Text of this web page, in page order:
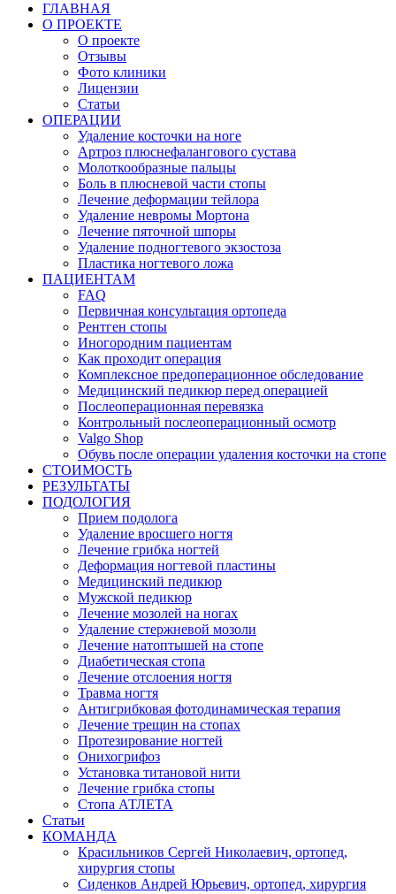
ГЛАВНАЯ
О ПРОЕКТЕ
О проекте
Отзывы
Фото клиники
Лицензии
Статьи
ОПЕРАЦИИ
Удаление косточки на ноге
Артроз плюснефалангового сустава
Молоткообразные пальцы
Боль в плюсневой части стопы
Лечение деформации тейлора
Удаление невромы Мортона
Лечение пяточной шпоры
Удаление подногтевого экзостоза
Пластика ногтевого ложа
ПАЦИЕНТАМ
FAQ
Первичная консультация ортопеда
Рентген стопы
Иногородним пациентам
Как проходит операция
Комплексное предоперационное обследование
Медицинский педикюр перед операцией
Послеоперационная перевязка
Контрольный послеоперационный осмотр
Valgo Shop
Обувь после операции удаления косточки на стопе
СТОИМОСТЬ
РЕЗУЛЬТАТЫ
ПОДОЛОГИЯ
Прием подолога
Удаление вросшего ногтя
Лечение грибка ногтей
Деформация ногтевой пластины
Медицинский педикюр
Мужской педикюр
Лечение мозолей на ногах
Удаление стержневой мозоли
Лечение натоптышей на стопе
Диабетическая стопа
Лечение отслоения ногтя
Травма ногтя
Антигрибковая фотодинамическая терапия
Лечение трещин на стопах
Протезирование ногтей
Онихогрифоз
Установка титановой нити
Лечение грибка стопы
Стопа АТЛЕТА
Статьи
КОМАНДА
Красильников Сергей Николаевич, ортопед,
хирургия стопы
Сиденков Андрей Юрьевич, ортопед, хирургия